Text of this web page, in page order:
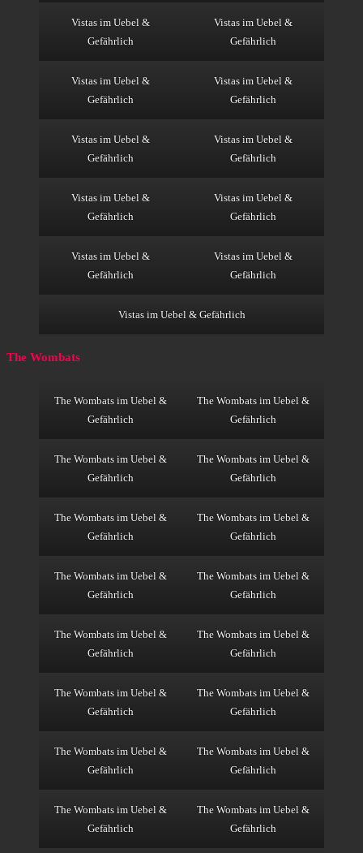
Vistas im Uebel &
Gefährlich
Vistas im Uebel &
Gefährlich
Vistas im Uebel &
Gefährlich
Vistas im Uebel &
Gefährlich
Vistas im Uebel &
Gefährlich
Vistas im Uebel &
Gefährlich
Vistas im Uebel &
Gefährlich
Vistas im Uebel &
Gefährlich
Vistas im Uebel &
Gefährlich
Vistas im Uebel &
Gefährlich
Vistas im Uebel & Gefährlich
The Wombats
The Wombats im Uebel &
Gefährlich
The Wombats im Uebel &
Gefährlich
The Wombats im Uebel &
Gefährlich
The Wombats im Uebel &
Gefährlich
The Wombats im Uebel &
Gefährlich
The Wombats im Uebel &
Gefährlich
The Wombats im Uebel &
Gefährlich
The Wombats im Uebel &
Gefährlich
The Wombats im Uebel &
Gefährlich
The Wombats im Uebel &
Gefährlich
The Wombats im Uebel &
Gefährlich
The Wombats im Uebel &
Gefährlich
The Wombats im Uebel &
Gefährlich
The Wombats im Uebel &
Gefährlich
The Wombats im Uebel &
Gefährlich
The Wombats im Uebel &
Gefährlich